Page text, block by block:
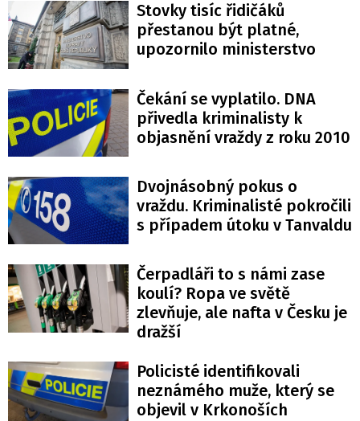
Stovky tisíc řidičáků
přestanou být platné,
upozornilo ministerstvo
Čekání se vyplatilo. DNA
přivedla kriminalisty k
objasnění vraždy z roku 2010
Dvojnásobný pokus o
vraždu. Kriminalisté pokročili
s případem útoku v Tanvaldu
Čerpadláři to s námi zase
koulí? Ropa ve světě
zlevňuje, ale nafta v Česku je
dražší
Policisté identifikovali
neznámého muže, který se
objevil v Krkonoších